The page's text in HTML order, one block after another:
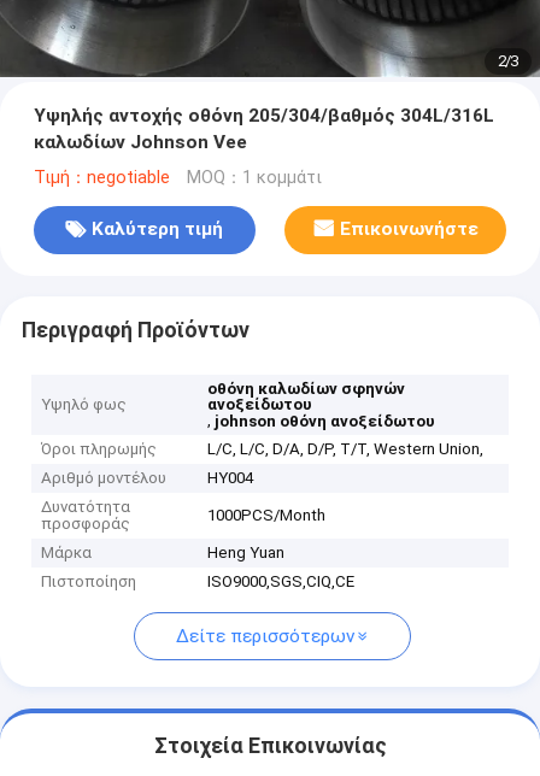
2/3
Υψηλής αντοχής οθόνη 205/304/βαθμός 304L/316L
καλωδίων Johnson Vee
Τιμή：negotiable MOQ：1 κομμάτι
Καλύτερη τιμή Επικοινωνήστε
Περιγραφή Προϊόντων
Υψηλό φως
οθόνη καλωδίων σφηνών
ανοξείδωτου
, johnson οθόνη ανοξείδωτου
Όροι πληρωμής
L/C, L/C, D/A, D/P, T/T, Western Union,
Αριθμό μοντέλου
HY004
Δυνατότητα
προσφοράς
1000PCS/Month
Μάρκα
Heng Yuan
Πιστοποίηση
ISO9000,SGS,CIQ,CE
Δείτε περισσότερων
Στοιχεία Επικοινωνίας